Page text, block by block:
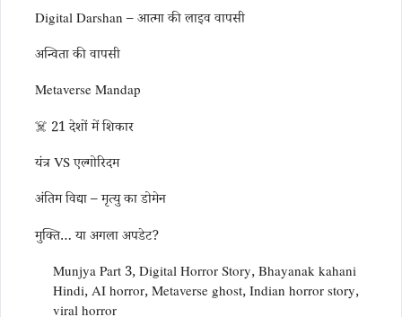
Digital Darshan – आत्मा की लाइव वापसी
अन्विता की वापसी
Metaverse Mandap
☠️ 21 देशों में शिकार
यंत्र VS एल्गोरिदम
अंतिम विद्या – मृत्यु का डोमेन
मुक्ति… या अगला अपडेट?
Munjya Part 3, Digital Horror Story, Bhayanak kahani
Hindi, AI horror, Metaverse ghost, Indian horror story,